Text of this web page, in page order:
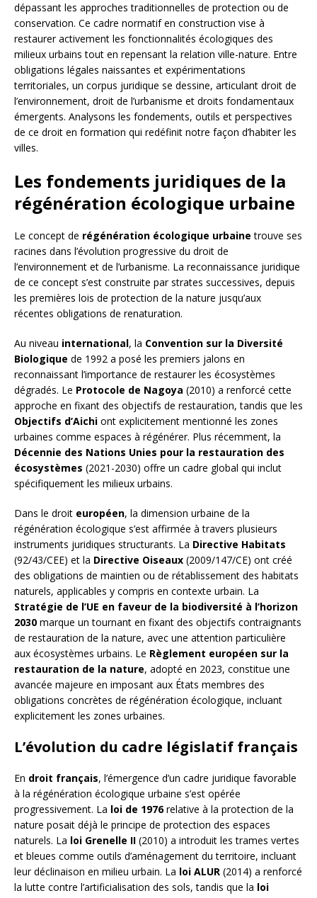
dépassant les approches traditionnelles de protection ou de
conservation. Ce cadre normatif en construction vise à
restaurer activement les fonctionnalités écologiques des
milieux urbains tout en repensant la relation ville-nature. Entre
obligations légales naissantes et expérimentations
territoriales, un corpus juridique se dessine, articulant droit de
l’environnement, droit de l’urbanisme et droits fondamentaux
émergents. Analysons les fondements, outils et perspectives
de ce droit en formation qui redéfinit notre façon d’habiter les
villes.
Les fondements juridiques de la
régénération écologique urbaine
Le concept de régénération écologique urbaine trouve ses
racines dans l’évolution progressive du droit de
l’environnement et de l’urbanisme. La reconnaissance juridique
de ce concept s’est construite par strates successives, depuis
les premières lois de protection de la nature jusqu’aux
récentes obligations de renaturation.
Au niveau international, la Convention sur la Diversité
Biologique de 1992 a posé les premiers jalons en
reconnaissant l’importance de restaurer les écosystèmes
dégradés. Le Protocole de Nagoya (2010) a renforcé cette
approche en fixant des objectifs de restauration, tandis que les
Objectifs d’Aichi ont explicitement mentionné les zones
urbaines comme espaces à régénérer. Plus récemment, la
Décennie des Nations Unies pour la restauration des
écosystèmes (2021-2030) offre un cadre global qui inclut
spécifiquement les milieux urbains.
Dans le droit européen, la dimension urbaine de la
régénération écologique s’est affirmée à travers plusieurs
instruments juridiques structurants. La Directive Habitats
(92/43/CEE) et la Directive Oiseaux (2009/147/CE) ont créé
des obligations de maintien ou de rétablissement des habitats
naturels, applicables y compris en contexte urbain. La
Stratégie de l’UE en faveur de la biodiversité à l’horizon
2030 marque un tournant en fixant des objectifs contraignants
de restauration de la nature, avec une attention particulière
aux écosystèmes urbains. Le Règlement européen sur la
restauration de la nature, adopté en 2023, constitue une
avancée majeure en imposant aux États membres des
obligations concrètes de régénération écologique, incluant
explicitement les zones urbaines.
L’évolution du cadre législatif français
En droit français, l’émergence d’un cadre juridique favorable
à la régénération écologique urbaine s’est opérée
progressivement. La loi de 1976relative à la protection de la
nature posait déjà le principe de protection des espaces
naturels. La loi Grenelle II (2010) a introduit les trames vertes
et bleues comme outils d’aménagement du territoire, incluant
leur déclinaison en milieu urbain. La loi ALUR (2014) a renforcé
la lutte contre l’artificialisation des sols, tandis que la loi